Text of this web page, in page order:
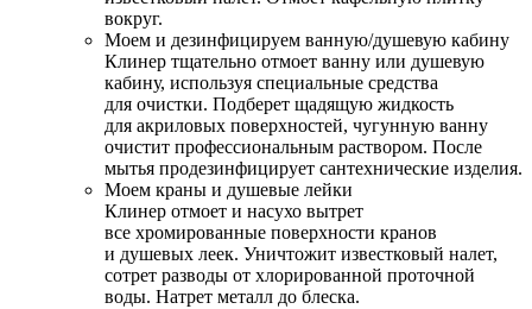
вокруг.
Моем и дезинфицируем ванную/душевую кабину
Клинер тщательно отмоет ванну или душевую
кабину, используя специальные средства
для очистки. Подберет щадящую жидкость
для акриловых поверхностей, чугунную ванну
очистит профессиональным раствором. После
мытья продезинфицирует сантехнические изделия.
Моем краны и душевые лейки
Клинер отмоет и насухо вытрет
все хромированные поверхности кранов
и душевых леек. Уничтожит известковый налет,
сотрет разводы от хлорированной проточной
воды. Натрет металл до блеска.